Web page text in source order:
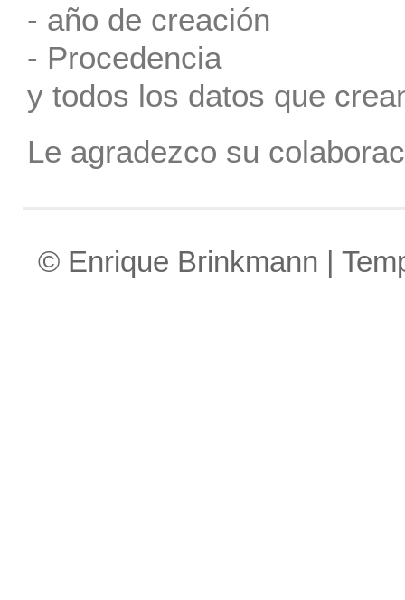
- año de creación
- Procedencia
y todos los datos que
Le agradezco su
© Enrique Brinkmann |